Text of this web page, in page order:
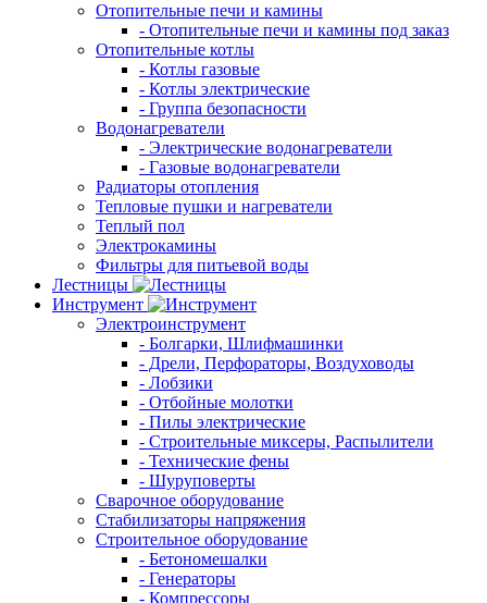
Отопительные печи и камины
- Отопительные печи и камины под заказ
Отопительные котлы
- Котлы газовые
- Котлы электрические
- Группа безопасности
Водонагреватели
- Электрические водонагреватели
- Газовые водонагреватели
Радиаторы отопления
Тепловые пушки и нагреватели
Теплый пол
Электрокамины
Фильтры для питьевой воды
Лестницы
Инструмент
Электроинструмент
- Болгарки, Шлифмашинки
- Дрели, Перфораторы, Воздуховоды
- Лобзики
- Отбойные молотки
- Пилы электрические
- Строительные миксеры, Распылители
- Технические фены
- Шуруповерты
Сварочное оборудование
Стабилизаторы напряжения
Строительное оборудование
- Бетономешалки
- Генераторы
- Компрессоры